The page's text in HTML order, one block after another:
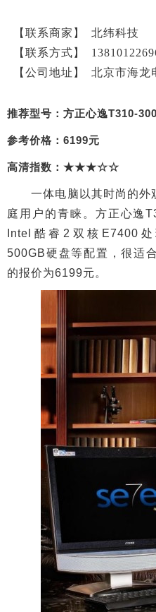
【联系商家】 北纬科技
【联系方式】
【公司地址】 北京市海龙
推荐型号：方正心逸T310-
参考价格：6199元
高清指数：★★★☆☆
一体电脑以其时尚的外
庭用户的青睐。方正心逸
Intel酷睿2双核E7400
500GB硬盘等配置，很适
的报价为6199元。